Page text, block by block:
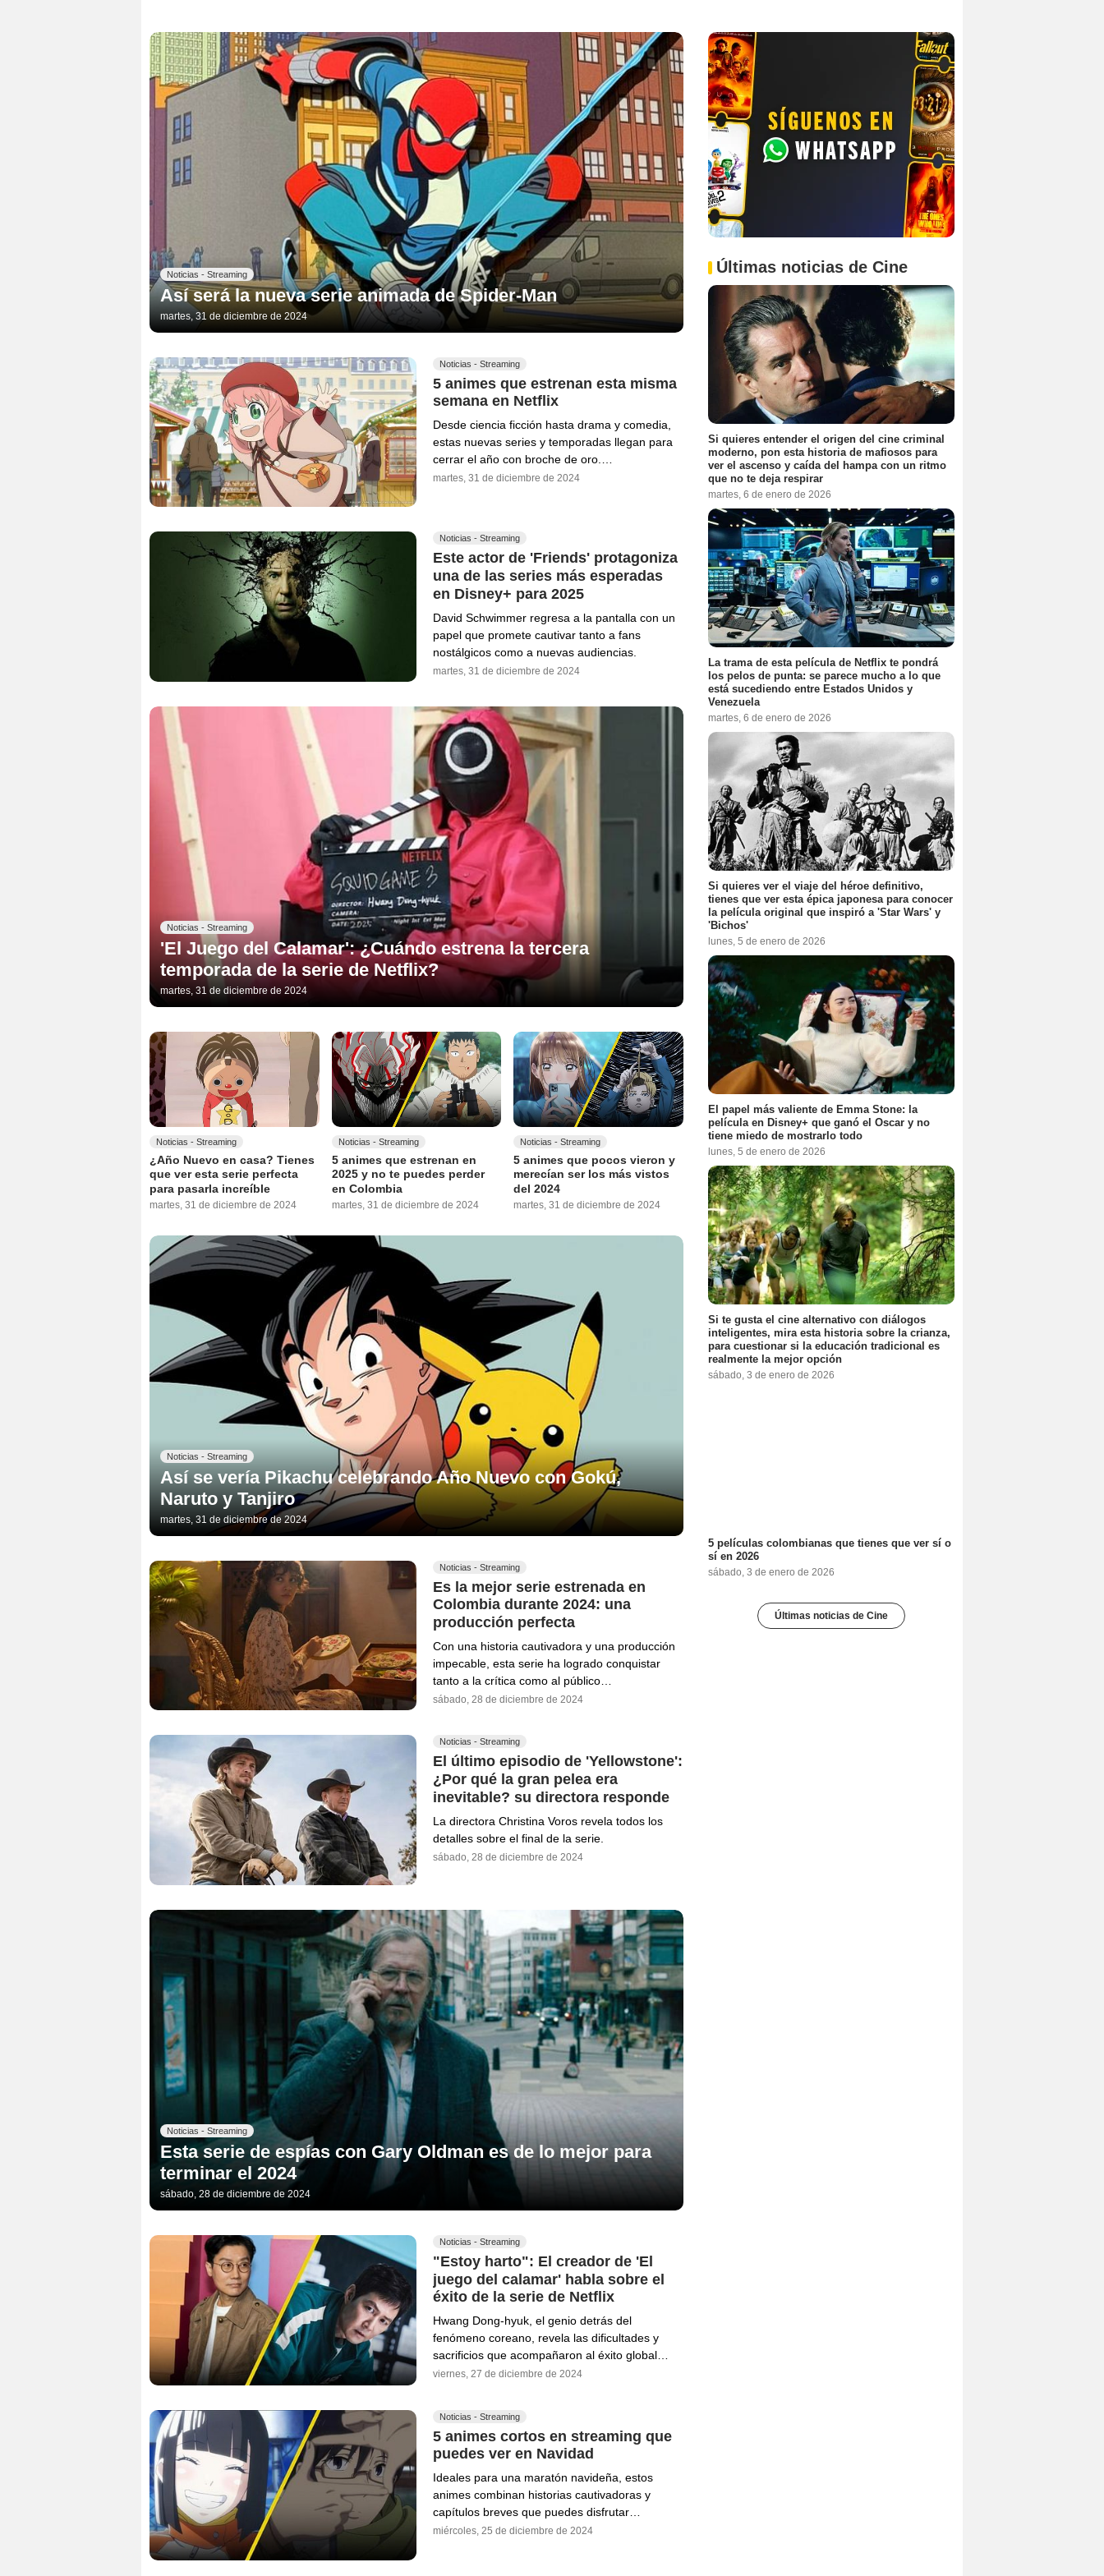
Noticias - Streaming
Así será la nueva serie animada de Spider-Man
martes, 31 de diciembre de 2024
Noticias - Streaming
5 animes que estrenan esta misma
semana en Netflix
Desde ciencia ficción hasta drama y comedia,
estas nuevas series y temporadas llegan para
cerrar el año con broche de oro.…
martes, 31 de diciembre de 2024
Noticias - Streaming
Este actor de 'Friends' protagoniza
una de las series más esperadas
en Disney+ para 2025
David Schwimmer regresa a la pantalla con un
papel que promete cautivar tanto a fans
nostálgicos como a nuevas audiencias.
martes, 31 de diciembre de 2024
Noticias - Streaming
'El Juego del Calamar': ¿Cuándo estrena la tercera
temporada de la serie de Netflix?
martes, 31 de diciembre de 2024
Noticias - Streaming
¿Año Nuevo en casa? Tienes
que ver esta serie perfecta
para pasarla increíble
martes, 31 de diciembre de 2024
Noticias - Streaming
5 animes que estrenan en
2025 y no te puedes perder
en Colombia
martes, 31 de diciembre de 2024
Noticias - Streaming
5 animes que pocos vieron y
merecían ser los más vistos
del 2024
martes, 31 de diciembre de 2024
Noticias - Streaming
Así se vería Pikachu celebrando Año Nuevo con Gokú,
Naruto y Tanjiro
martes, 31 de diciembre de 2024
Noticias - Streaming
Es la mejor serie estrenada en
Colombia durante 2024: una
producción perfecta
Con una historia cautivadora y una producción
impecable, esta serie ha logrado conquistar
tanto a la crítica como al público…
sábado, 28 de diciembre de 2024
Noticias - Streaming
El último episodio de 'Yellowstone':
¿Por qué la gran pelea era
inevitable? su directora responde
La directora Christina Voros revela todos los
detalles sobre el final de la serie.
sábado, 28 de diciembre de 2024
Noticias - Streaming
Esta serie de espías con Gary Oldman es de lo mejor para
terminar el 2024
sábado, 28 de diciembre de 2024
Noticias - Streaming
"Estoy harto": El creador de 'El
juego del calamar' habla sobre el
éxito de la serie de Netflix
Hwang Dong-hyuk, el genio detrás del
fenómeno coreano, revela las dificultades y
sacrificios que acompañaron al éxito global…
viernes, 27 de diciembre de 2024
Noticias - Streaming
5 animes cortos en streaming que
puedes ver en Navidad
Ideales para una maratón navideña, estos
animes combinan historias cautivadoras y
capítulos breves que puedes disfrutar…
miércoles, 25 de diciembre de 2024
Últimas noticias de Cine
Si quieres entender el origen del cine criminal
moderno, pon esta historia de mafiosos para
ver el ascenso y caída del hampa con un ritmo
que no te deja respirar
martes, 6 de enero de 2026
La trama de esta película de Netflix te pondrá
los pelos de punta: se parece mucho a lo que
está sucediendo entre Estados Unidos y
Venezuela
martes, 6 de enero de 2026
Si quieres ver el viaje del héroe definitivo,
tienes que ver esta épica japonesa para conocer
la película original que inspiró a 'Star Wars' y
'Bichos'
lunes, 5 de enero de 2026
El papel más valiente de Emma Stone: la
película en Disney+ que ganó el Oscar y no
tiene miedo de mostrarlo todo
lunes, 5 de enero de 2026
Si te gusta el cine alternativo con diálogos
inteligentes, mira esta historia sobre la crianza,
para cuestionar si la educación tradicional es
realmente la mejor opción
sábado, 3 de enero de 2026
5 películas colombianas que tienes que ver sí o
sí en 2026
sábado, 3 de enero de 2026
Últimas noticias de Cine